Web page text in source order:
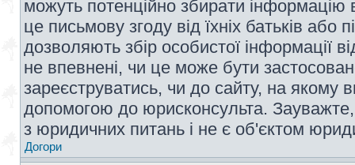
можуть потенційно збирати інформацію
це письмову згоду від їхніх батьків або
дозволяють збір особистої інформації
не впевнені, чи це може бути
зареєструватись, чи до сайту, на якому
допомогою до юрисконсульта.
з юридичних питань і не є об'єктом
Догори